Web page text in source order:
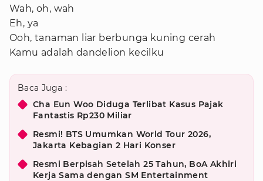
Wah, oh, wah
Eh, ya
Ooh, tanaman liar berbunga kuning cerah
Kamu adalah dandelion kecilku
Baca Juga :
Cha Eun Woo Diduga Terlibat Kasus Pajak
Fantastis Rp230 Miliar
Resmi! BTS Umumkan World Tour 2026,
Jakarta Kebagian 2 Hari Konser
Resmi Berpisah Setelah 25 Tahun, BoA Akhiri
Kerja Sama dengan SM Entertainment